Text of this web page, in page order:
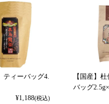
ィーバッグ4.
¥1,188(税込)
【国産】
バッグ